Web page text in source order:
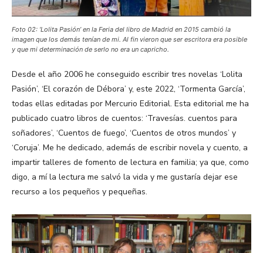
Foto 02: ‘Lolita Pasión’ en la Feria del libro de Madrid en 2015 cambió la
imagen que los demás tenían de mi. Al fin vieron que ser escritora era posible
y que mi determinación de serlo no era un capricho.
Desde el año 2006 he conseguido escribir tres novelas ‘Lolita
Pasión’, ‘El corazón de Débora’ y, este 2022, ‘Tormenta García’,
todas ellas editadas por Mercurio Editorial. Esta editorial me ha
publicado cuatro libros de cuentos: ‘Travesías. cuentos para
soñadores’, ‘Cuentos de fuego’, ‘Cuentos de otros mundos’ y
‘Coruja’. Me he dedicado, además de escribir novela y cuento, a
impartir talleres de fomento de lectura en familia; ya que, como
digo, a mí la lectura me salvó la vida y me gustaría dejar ese
recurso a los pequeños y pequeñas.